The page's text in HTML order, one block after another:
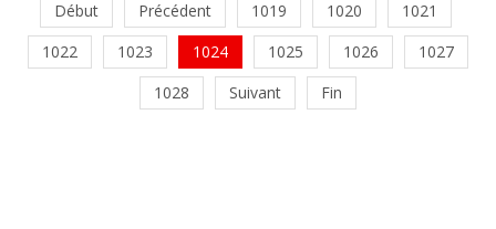
Début Précédent 1019 1020
1021
1022
1023 1024 1025 1026
1027
1028
Suivant Fin